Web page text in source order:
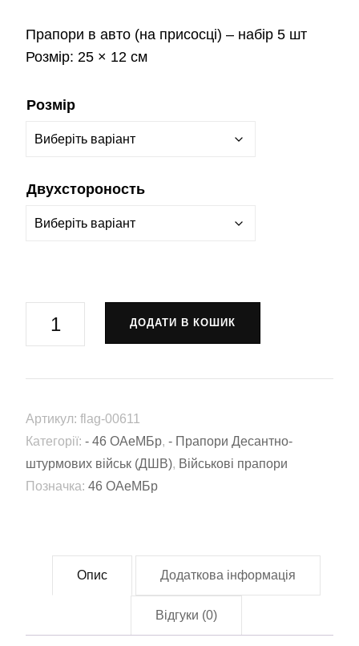
Прапори в авто (на присосці) – набір 5 шт
Розмір: 25 × 12 см
Розмір
Двухстороность
окрема
Подільська
бригада
(46
ОАеМБр)
00611)
кількість
ДОДАТИ В КОШИК
Артикул: flag-00611
Категорії: - 46 ОАеМБр, - Прапори Десантно-
штурмових військ (ДШВ), Військові прапори
Позначка: 46 ОАеМБр
Опис Додаткова інформація
Відгуки (0)